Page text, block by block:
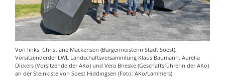
Von links: Christiane Mackensen (Bürgermeisterin Stadt Soest),
Vorsitzenderder LWL Landschaftsversammlung Klaus Baumann, Aurelia
Dickers (Vorsitzende der AKo) und Vera Brieske (Geschäftsführerin der AKo)
an der Steinkiste von Soest Hiddingsen (Foto: AKo/Lammers).